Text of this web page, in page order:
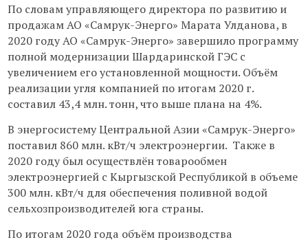
По словам управляющего директора по развитию и
продажам АО «Самрук-Энерго» Марата Улданова, в
2020 году АО «Самрук-Энерго» завершило программу
полной модернизации Шардаринской ГЭС с
увеличением его установленной мощности. Объём
реализации угля компанией по итогам 2020 г.
составил 43,4 млн. тонн, что выше плана на 4%.
В энергосистему Центральной Азии «Самрук-Энерго»
поставил 860 млн. кВт/ч электроэнергии. Также в
2020 году был осуществлён товарообмен
электроэнергией с Кыргызской Республикой в объеме
300 млн. кВт/ч для обеспечения поливной водой
сельхозпроизводителей юга страны.
По итогам 2020 года объём производства